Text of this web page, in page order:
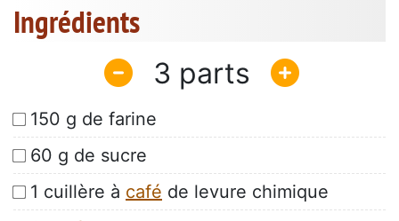
Ingrédients
3
150 g de farine
60 g de sucre
1 cuillère à café de levure chimique